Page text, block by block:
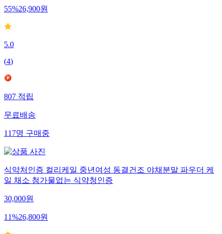
55%26,900원
5.0
(4)
807적립
무료배송
117명구매중
식약처인증 컬리케일 중년여성 동결건조 야채분말 파우더 케
일 채소 첨가물없는 식약청인증
30,000원
11%26,800원